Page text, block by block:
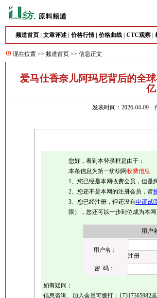
频道首页 文章评述 价格行情| 价格曲线 CTC观察
现在位置 >> 频道首页 >> 信息正文
爱马仕香奈儿阿玛尼背后的全
亿
发表时间：2026-04-09
您好，看到本登录框是由于：
本条信息为第一纺织网收费信息
1、您已经是本网收费会员，但是
2、您还不是本网的注册会员，请
3、您已经注册，但还没有申请试
限），您还可以一步到位成为本
用户
用户名：
注册
密 码：
如有疑问；
信息咨询、加入会员可拨打：17317365982